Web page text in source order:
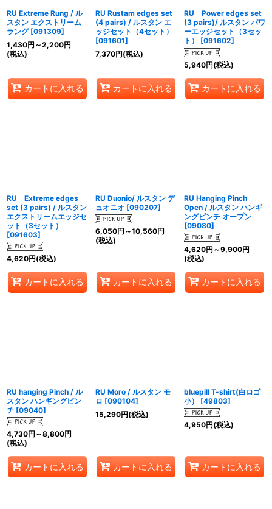
RU Extreme Rung / ル
スタン エクストリーム
ラング [091309]
1,430円 ～2,200円
(税込)
カートに入れる
RU Rustam edges set
(4 pairs) / ルスタン エ
ッジセット（4セット）
[091601]
7,370円(税込)
カートに入れる
RU Power edges set
(3 pairs)/ ルスタン パワ
ーエッジセット（3セッ
ト）
[091602]
5,940円(税込)
カートに入れる
RU Extreme edges
set (3 pairs) / ルスタン
エクストリームエッジセ
ット（3セット）
[091603]
4,620円(税込)
カートに入れる
RU Duonio/ ルスタン デ
ュオニオ [090207]
6,050円 ～10,560円
(税込)
カートに入れる
RU Hanging Pinch
Open / ルスタン ハンギ
ングピンチ オープン
[09080]
4,620円 ～9,900円
(税込)
カートに入れる
RU hanging Pinch / ル
スタン ハンギングピン
チ [09040]
4,730円 ～8,800円
(税込)
カートに入れる
RU Moro / ルスタン モ
ロ [090104]
15,290円(税込)
カートに入れる
bluepill T-shirt(白ロゴ
小）
[49803]
4,950円(税込)
カートに入れる